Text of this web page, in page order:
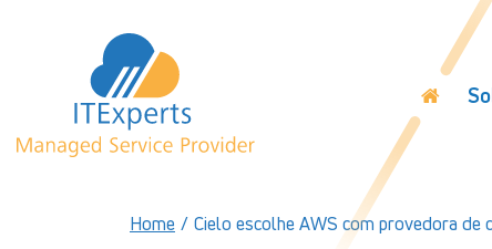
Home / Cielo escolhe AWS com provedora de